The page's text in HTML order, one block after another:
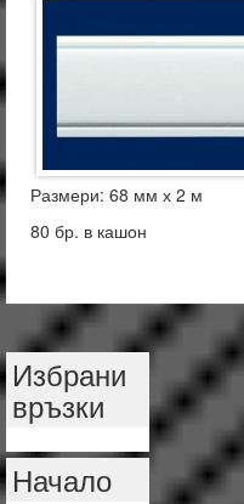
Размери: 68 мм х 2 м
80 бр. в кашон
Избрани
връзки
Начало